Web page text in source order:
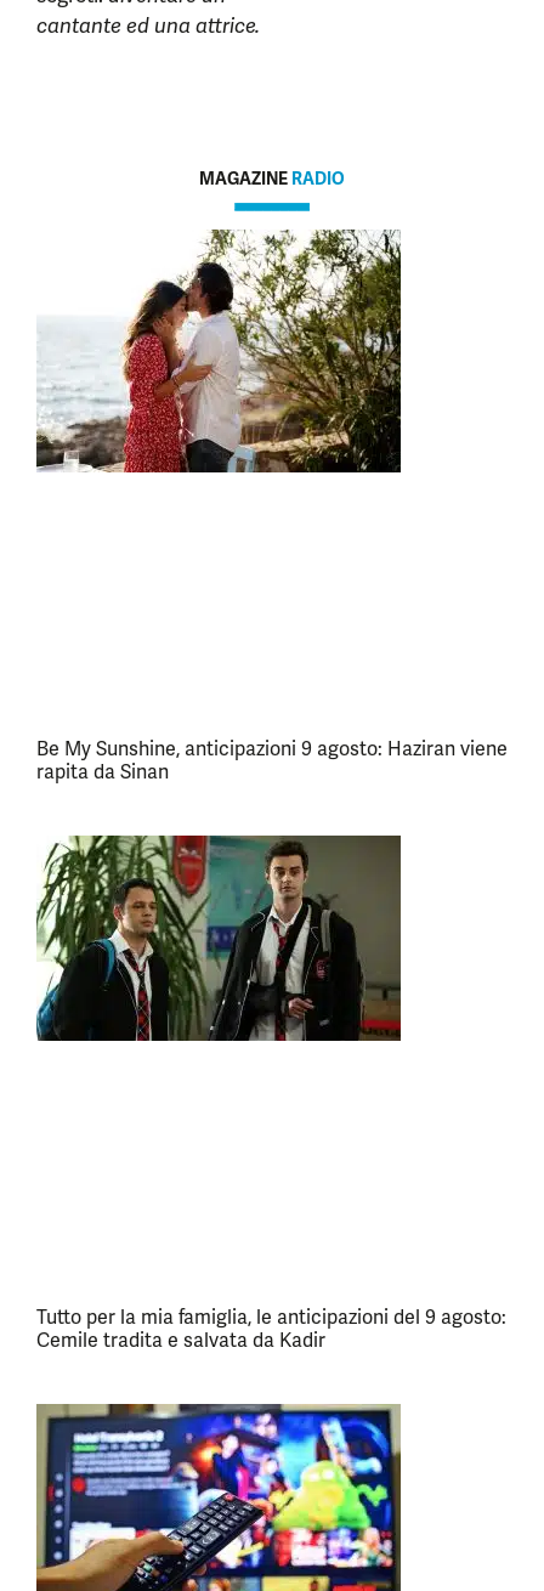
cantante ed una attrice.
MAGAZINE RADIO
Be My Sunshine, anticipazioni 9 agosto: Haziran viene
rapita da Sinan
Tutto per la mia famiglia, le anticipazioni del 9 agosto:
Cemile tradita e salvata da Kadir